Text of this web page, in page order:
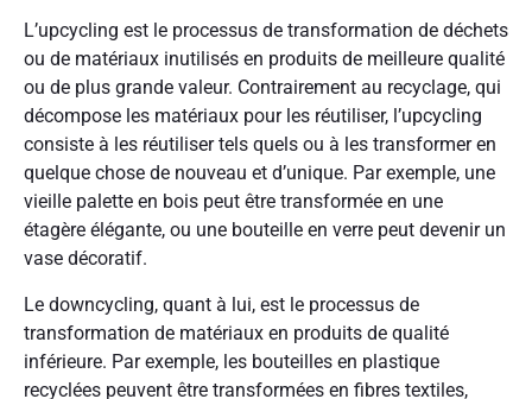
L’upcycling est le processus de transformation de déchets
ou de matériaux inutilisés en produits de meilleure qualité
ou de plus grande valeur. Contrairement au recyclage, qui
décompose les matériaux pour les réutiliser, l’upcycling
consiste à les réutiliser tels quels ou à les transformer en
quelque chose de nouveau et d’unique. Par exemple, une
vieille palette en bois peut être transformée en une
étagère élégante, ou une bouteille en verre peut devenir un
vase décoratif.
Le downcycling, quant à lui, est le processus de
transformation de matériaux en produits de qualité
inférieure. Par exemple, les bouteilles en plastique
recyclées peuvent être transformées en fibres textiles,